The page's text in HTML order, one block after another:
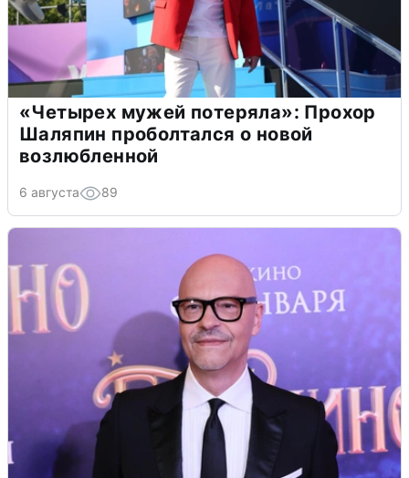
«Четырех мужей потеряла»: Прохор
Шаляпин проболтался о новой
возлюбленной
6 августа 89